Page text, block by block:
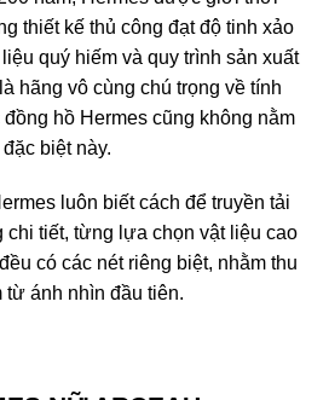
thiết kế thủ công đạt độ tinh xảo
quý hiếm và quy trình sản xuất
hãng vô cùng chú trọng về tính
hồ Hermes cũng không nằm
biệt này.
luôn biết cách để truyền tải
chi tiết, từng lựa chọn vật liệu cao
có các nét riêng biệt, nhằm thu
từ ánh nhìn đầu tiên.